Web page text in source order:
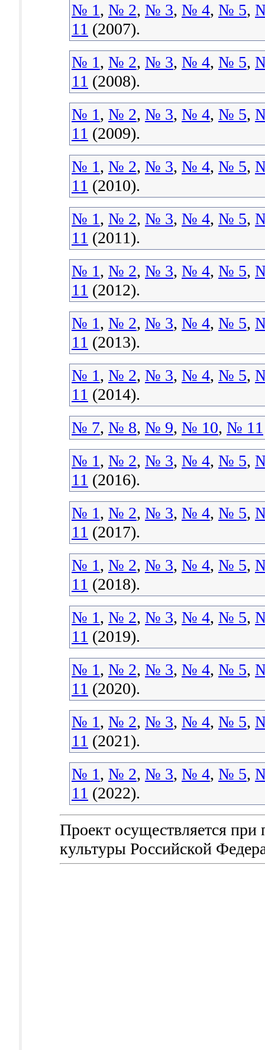
№ 1, № 2, № 3, № 4, № 5,
11 (2007).
№ 1, № 2, № 3, № 4, № 5,
11 (2008).
№ 1, № 2, № 3, № 4, № 5,
11 (2009).
№ 1, № 2, № 3, № 4, № 5,
11 (2010).
№ 1, № 2, № 3, № 4, № 5,
11 (2011).
№ 1, № 2, № 3, № 4, № 5,
11 (2012).
№ 1, № 2, № 3, № 4, № 5,
11 (2013).
№ 1, № 2, № 3, № 4, № 5,
11 (2014).
№ 7, № 8, № 9, № 10, № 11
№ 1, № 2, № 3, № 4, № 5,
11 (2016).
№ 1, № 2, № 3, № 4, № 5,
11 (2017).
№ 1, № 2, № 3, № 4, № 5,
11 (2018).
№ 1, № 2, № 3, № 4, № 5,
11 (2019).
№ 1, № 2, № 3, № 4, № 5,
11 (2020).
№ 1, № 2, № 3, № 4, № 5,
11 (2021).
№ 1, № 2, № 3, № 4, № 5,
11 (2022).
Проект осуществляется
культуры Российской